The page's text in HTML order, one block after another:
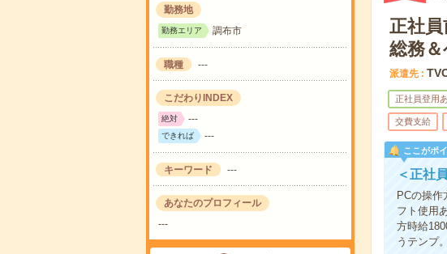
勤務地
勤務エリア 調布市
職種 ---
こだわりINDEX
絶対 ---
できれば ---
キーワード ---
あなたのプロフィール
---
正社
総務
派遣先
正社員登用
交費支給
ここがポ
＜正社
PCの操
フト使用
方時給
うテンプ